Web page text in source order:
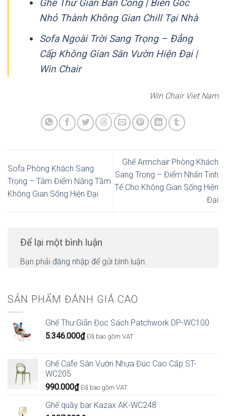
SẢN PHẨM ĐÁNH GIÁ CAO
Ghế Thư Giãn Đọc Sách Patchwork DP-WC100
5.346.000₫ Đã bao gồm VAT
Ghế Cafe Sân Vườn Nhựa Đúc Cao Cấp ST-
WC205
990.000₫ Đã bao gồm VAT
Ghế quầy bar Kazax AK-WC248
Ghế Thư Giãn Ban Công | Biến Góc
Nhỏ Thành Không Gian Chill Tại Nhà
Sofa Ngoài Trời Sang Trọng – Đẳng
Cấp Không Gian Sân Vườn Hiện Đại |
Win Chair
Win Chair Viet Nam
Sofa Phòng Khách Sang
Trọng – Tâm Điểm Nâng Tầm
Không Gian Sống Hiện Đại
Ghế Armchair Phòng Khách
Sang Trọng – Điểm Nhấn Tinh
Tế Cho Không Gian Sống Hiện
Đại
Để lại một bình luận
Bạn phải đăng nhập để gửi bình luận.